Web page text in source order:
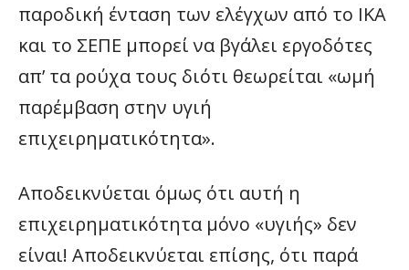
παροδική ένταση των ελέγχων από το ΙΚΑ
και το ΣΕΠΕ μπορεί να βγάλει εργοδότες
απ’ τα ρούχα τους διότι θεωρείται «ωμή
παρέμβαση στην υγιή
επιχειρηματικότητα».
Αποδεικνύεται όμως ότι αυτή η
επιχειρηματικότητα μόνο «υγιής» δεν
είναι! Αποδεικνύεται επίσης, ότι παρά